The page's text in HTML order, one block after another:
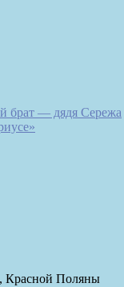
брат — дядя Сережа
Красной Поляны